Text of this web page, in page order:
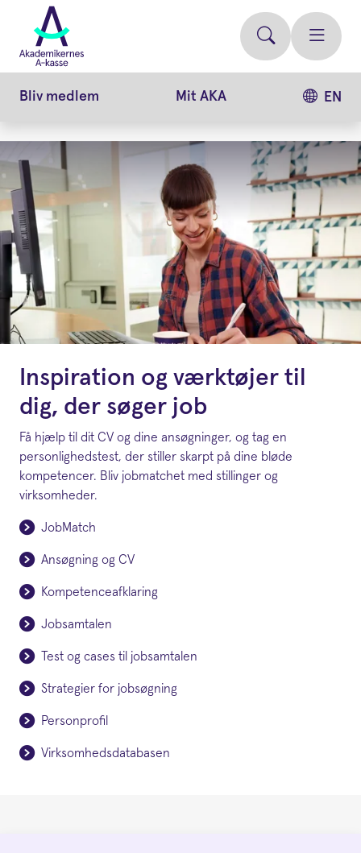
videre
hovedindhold
Bliv medlem Mit AKA EN
Inspiration og værktøjer til
dig, der søger job
Få hjælp til dit CV og dine ansøgninger, og tag en
personlighedstest, der stiller skarpt på dine bløde
kompetencer. Bliv jobmatchet med stillinger og
virksomheder.
JobMatch
Ansøgning og CV
Kompetenceafklaring
Jobsamtalen
Test og cases til jobsamtalen
Strategier for jobsøgning
Personprofil
Virksomhedsdatabasen